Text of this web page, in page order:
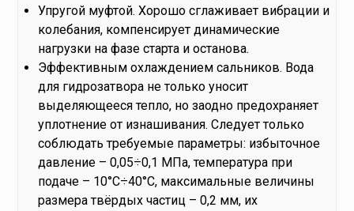
Упругой муфтой. Хорошо сглаживает вибрации и
колебания, компенсирует динамические
нагрузки на фазе старта и останова.
Эффективным охлаждением сальников. Вода
для гидрозатвора не только уносит
выделяющееся тепло, но заодно предохраняет
уплотнение от изнашивания. Следует только
соблюдать требуемые параметры: избыточное
давление – 0,05÷0,1 МПа, температура при
подаче – 10°С÷40°С, максимальные величины
размера твёрдых частиц – 0,2 мм, их